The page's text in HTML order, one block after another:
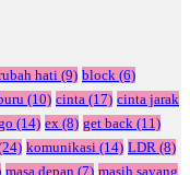
hati (9) block (6)
(10) cinta (17) cinta jarak
(14) ex (8) get back (11)
komunikasi (14) LDR (8)
masa depan (7) masih sayang